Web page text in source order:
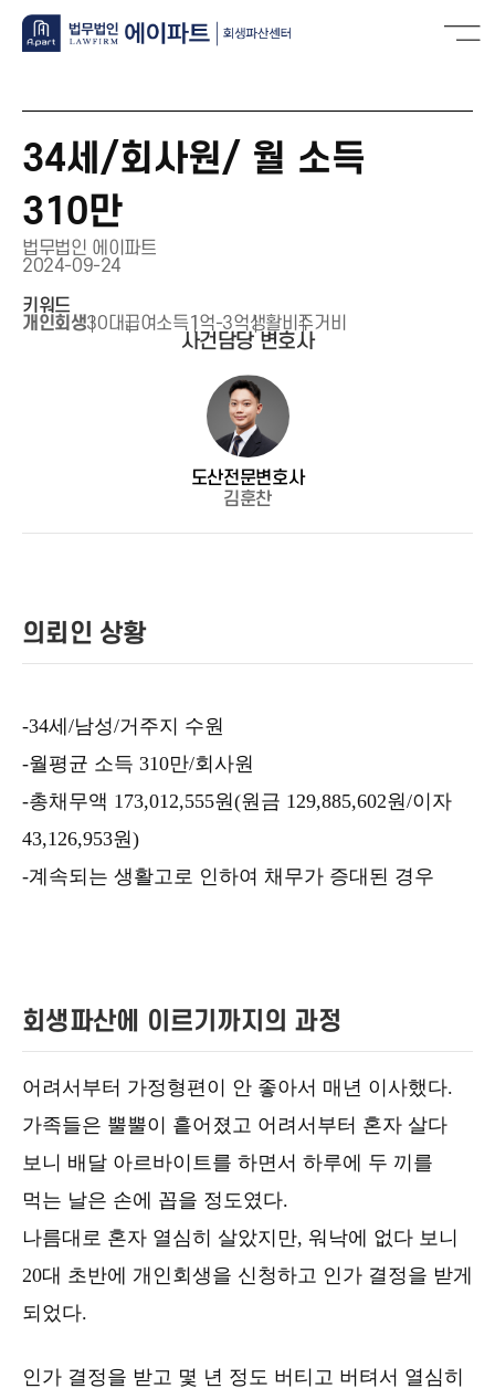
34세/회사원/ 월 소득
310만
법무법인 에이파트
2024-09-24
키워드
개인회생30대급여소득1억-3억생활비 주거비
사건담당 변호사
도산전문변호사
김훈찬
의뢰인 상황
-34세/남성/거주지 수원
-월평균 소득 310만/회사원
-총채무액 173,012,555원(원금 129,885,602원/이자
43,126,953원)
-계속되는 생활고로 인하여 채무가 증대된 경우
회생파산에 이르기까지의 과정
어려서부터 가정형편이 안 좋아서 매년 이사했다.
가족들은 뿔뿔이 흩어졌고 어려서부터 혼자 살다
보니 배달 아르바이트를 하면서 하루에 두 끼를
먹는 날은 손에 꼽을 정도였다.
나름대로 혼자 열심히 살았지만, 워낙에 없다 보니
20대 초반에 개인회생을 신청하고 인가 결정을 받게
되었다.
인가 결정을 받고 몇 년 정도 버티고 버텨서 열심히